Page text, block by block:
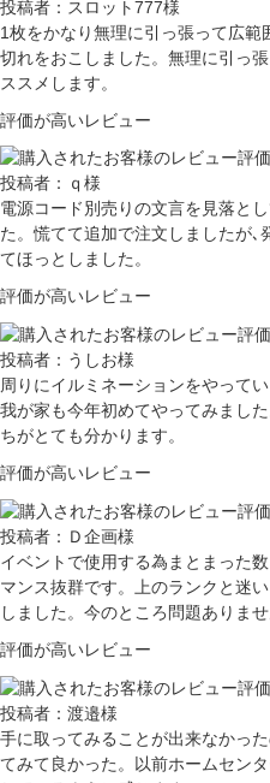
投稿者：スロット777様
1枚をかなり無理に引っ張って広
切れをおこしました。無理に引っ
ススメします。
評価が高いレビュー
投稿者：ｑ様
電源コード別売りの文言を見落と
た。慌てて追加で注文しましたが､
てほっとしました。
評価が高いレビュー
投稿者：うしお様
周りにイルミネーションをやって
我が家も今年初めてやってみまし
ちがとても分かります。
評価が高いレビュー
投稿者：Ｄ企画様
イベントで使用する為まとまった
マンス抜群です。上のランクと迷
しました。今のところ問題ありませ
評価が高いレビュー
投稿者：渡邉様
手に取ってみることが出来なかっ
てみて良かった。以前ホームセン